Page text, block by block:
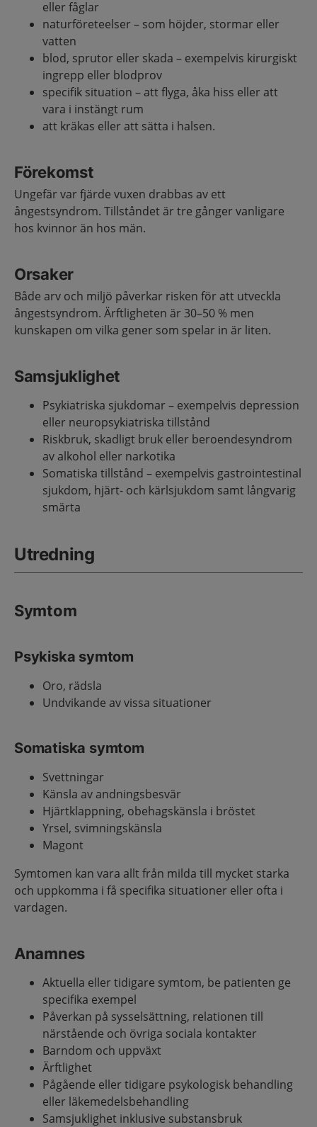
eller fåglar
naturföreteelser – som höjder, stormar eller
vatten
blod, sprutor eller skada – exempelvis kirurgiskt
ingrepp eller blodprov
specifik situation – att flyga, åka hiss eller att
vara i instängt rum
att kräkas eller att sätta i halsen.
Förekomst
Ungefär var fjärde vuxen drabbas av ett
ångestsyndrom. Tillståndet är tre gånger vanligare
hos kvinnor än hos män.
Orsaker
Både arv och miljö påverkar risken för att utveckla
ångestsyndrom. Ärftligheten är 30–50 % men
kunskapen om vilka gener som spelar in är liten.
Samsjuklighet
Psykiatriska sjukdomar – exempelvis depression
eller neuropsykiatriska tillstånd
Riskbruk, skadligt bruk eller beroendesyndrom
av alkohol eller narkotika
Somatiska tillstånd – exempelvis gastrointestinal
sjukdom, hjärt- och kärlsjukdom samt långvarig
smärta
Utredning
Symtom
Psykiska symtom
Oro, rädsla
Undvikande av vissa situationer
Somatiska symtom
Svettningar
Känsla av andningsbesvär
Hjärtklappning, obehagskänsla i bröstet
Yrsel, svimningskänsla
Magont
Symtomen kan vara allt från milda till mycket starka
och uppkomma i få specifika situationer eller ofta i
vardagen.
Anamnes
Aktuella eller tidigare symtom, be patienten ge
specifika exempel
Påverkan på sysselsättning, relationen till
närstående och övriga sociala kontakter
Barndom och uppväxt
Ärftlighet
Pågående eller tidigare psykologisk behandling
eller läkemedelsbehandling
Samsjuklighet inklusive substansbruk